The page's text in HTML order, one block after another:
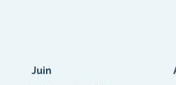
Juin